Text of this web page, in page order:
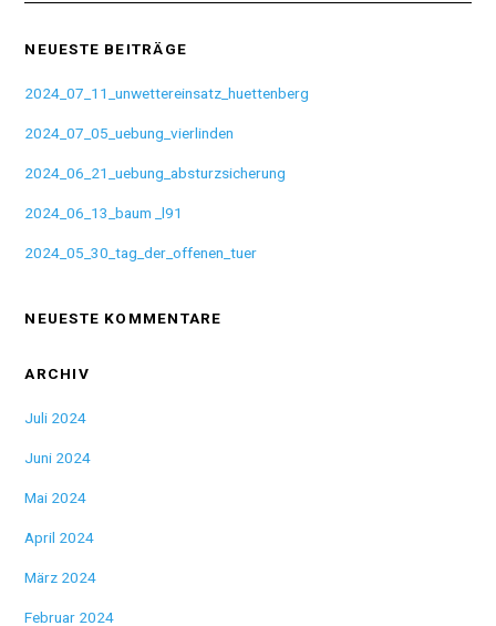
NEUESTE BEITRÄGE
2024_07_11_unwettereinsatz_huettenberg
2024_07_05_uebung_vierlinden
2024_06_21_uebung_absturzsicherung
2024_06_13_baum _l91
2024_05_30_tag_der_offenen_tuer
NEUESTE KOMMENTARE
ARCHIV
Juli 2024
Juni 2024
Mai 2024
April 2024
März 2024
Februar 2024